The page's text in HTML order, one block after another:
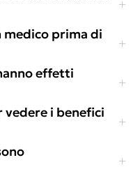
medico prima di
effetti
i benefici